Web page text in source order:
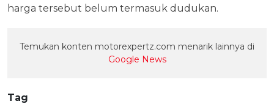
harga tersebut belum termasuk dudukan.
Temukan konten motorexpertz.com menarik lainnya di
Google News
Tag